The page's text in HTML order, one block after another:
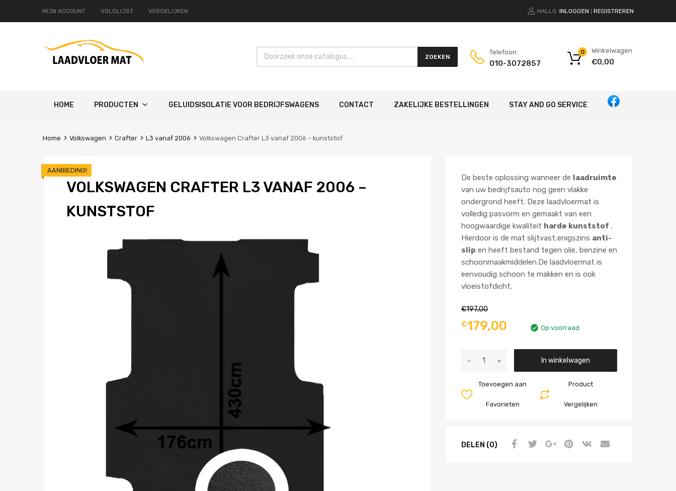
MIJN ACCOUNT VOLGLIJST VERGELIJKEN HALLO. INLOGGEN REGISTREREN
Products search ZOEKEN
Telefoon:
010-3072857
Winkelwagen
€0,00
0
HOME PRODUCTEN GELUIDSISOLATIE VOOR BEDRIJFSWAGENS CONTACT ZAKELIJKE BESTELLINGEN STAY AND GO SERVICE
Home Volkswagen Crafter L3 vanaf 2006 Volkswagen Crafter L3 vanaf 2006 – kunststof
VOLKSWAGEN CRAFTER L3 VANAF 2006 –
KUNSTSTOF
AANBIEDING!
De beste oplossing wanneer de laadruimte
van uw bedrijfsauto nog geen vlakke
ondergrond heeft. Deze laadvloermat is
volledig pasvorm en gemaakt van een
hoogwaardige kwaliteit harde kunststof .
Hierdoor is de mat slijtvast,enigszins anti-
slip en heeft bestand tegen olie, benzine en
schoonmaakmiddelen.De laadvloermat is
eenvoudig schoon te makken en is ook
vloeistofdicht.
€197,00
€179,00 Op voorraad
In winkelwagen
Product
Vergelijken
Toevoegen aan
Favorieten
DELEN (0)